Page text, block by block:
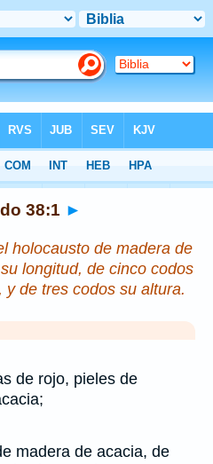
38:1 ►
holocausto de madera de
longitud, de cinco codos
de tres codos su altura.
de rojo, pieles de
madera de acacia, de